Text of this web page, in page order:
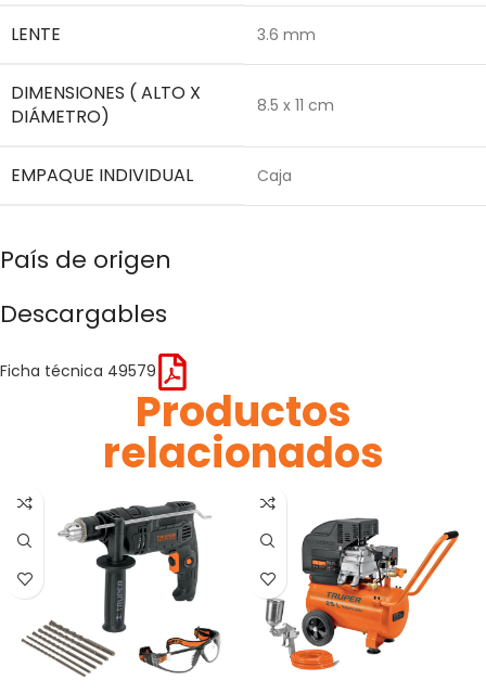
LENTE 3.6 mm
DIMENSIONES ( ALTO X
DIÁMETRO)
8.5 x 11 cm
EMPAQUE INDIVIDUAL Caja
País de origen
Descargables
Ficha técnica 49579
Productos
relacionados